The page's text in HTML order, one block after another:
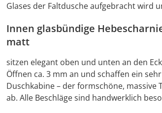
Glases der Faltdusche aufgebracht wird
Innen glasbündige
matt
sitzen elegant oben und unten an den
Öffnen ca. 3 mm an und schaffen ein
Duschkabine – der formschöne,
ab. Alle Beschläge sind handwerklich